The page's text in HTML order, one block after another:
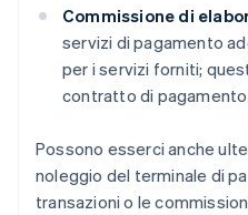
Commissione di
servizi di pagamento
per i servizi forniti;
contratto di
Possono esserci anche
noleggio del terminale di
transazioni o le